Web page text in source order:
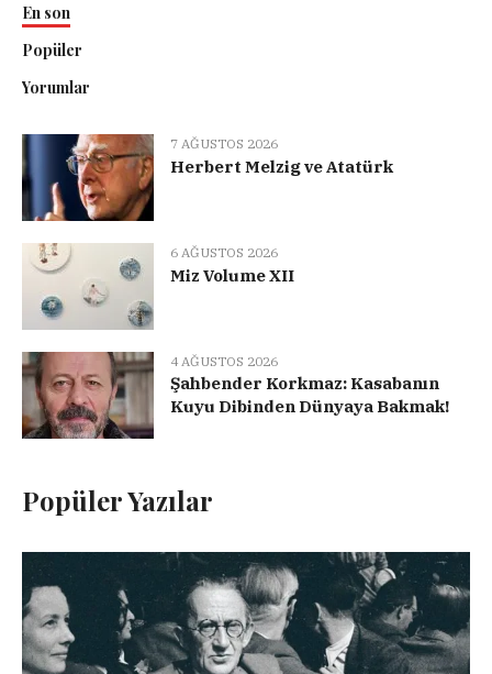
En son
Popüler
Yorumlar
7 AĞUSTOS 2026
Herbert Melzig ve Atatürk
6 AĞUSTOS 2026
Miz Volume XII
4 AĞUSTOS 2026
Şahbender Korkmaz: Kasabanın
Kuyu Dibinden Dünyaya Bakmak!
Popüler Yazılar